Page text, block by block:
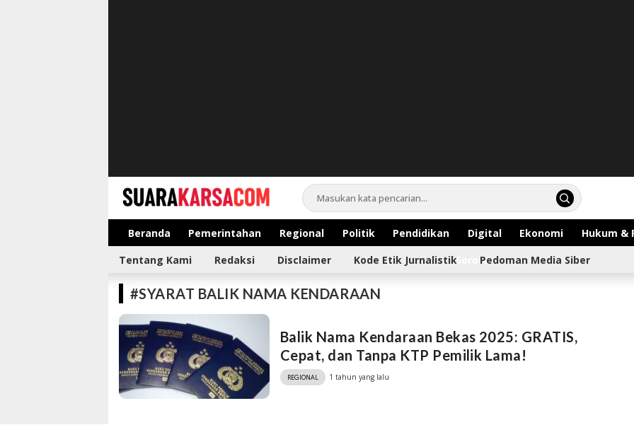
suarakarsa.com
Informasi terpercaya
Beranda Pemerintahan Regional Politik Pendidikan Digital Ekonomi Hukum &
Sorotan
Tentang Kami Redaksi Disclaimer Kode Etik Jurnalistik Pedoman Media Siber
#SYARAT BALIK NAMA KENDARAAN
Balik Nama Kendaraan Bekas 2025: GRATIS,
Cepat, dan Tanpa KTP Pemilik Lama!
REGIONAL 1 tahun yang lalu